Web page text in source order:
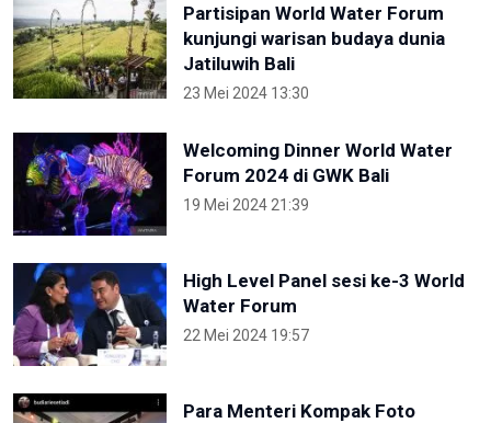
Partisipan World Water Forum
kunjungi warisan budaya dunia
Jatiluwih Bali
23 Mei 2024 13:30
Welcoming Dinner World Water
Forum 2024 di GWK Bali
19 Mei 2024 21:39
High Level Panel sesi ke-3 World
Water Forum
22 Mei 2024 19:57
Para Menteri Kompak Foto